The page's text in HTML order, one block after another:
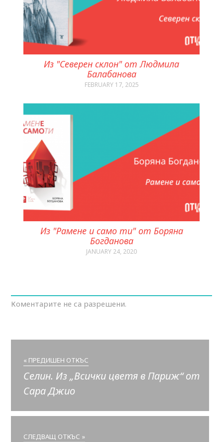
Из "Северен склон" от Людмила
Балабанова
FEBRUARY 17, 2025
Из "Рамене и само ти" от Боряна
Богданова
JANUARY 24, 2020
Коментарите не са разрешени.
« ПРЕДИШЕН ОТКЪС
Селин. Из „Всички цветя в Париж“ от
Сара Джио
СЛЕДВАЩ ОТКЪС »